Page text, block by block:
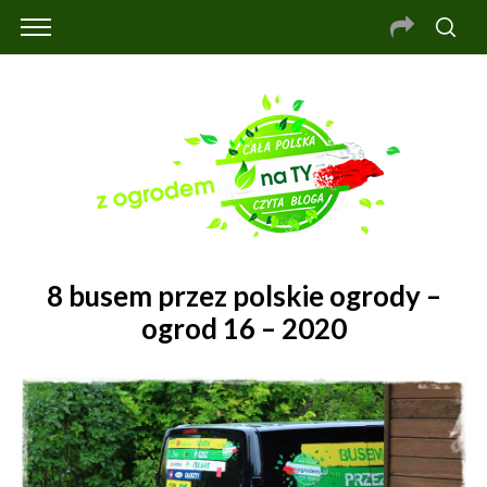
8 busem przez polskie ogrody –
ogrod 16 – 2020